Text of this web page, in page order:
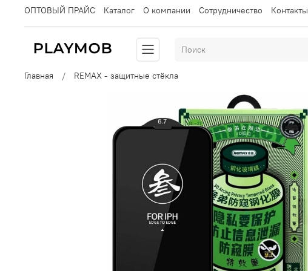
ОПТОВЫЙ ПРАЙС Каталог О компании Сотрудничество Контакты
Главная
REMAX - защитные стёкла